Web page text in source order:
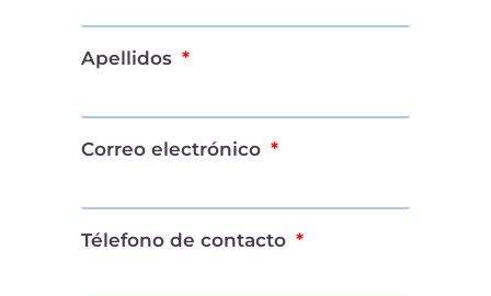
Apellidos
Correo electrónico
Télefono de contacto